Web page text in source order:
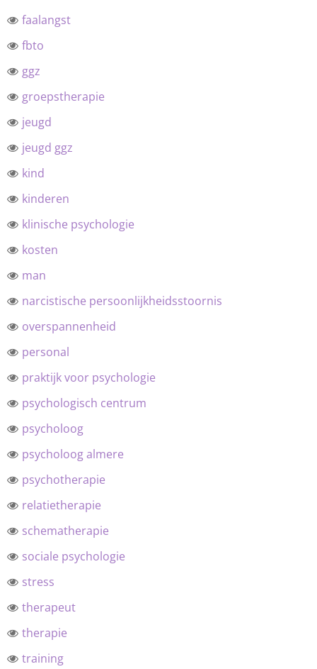
faalangst
fbto
ggz
groepstherapie
jeugd
jeugd ggz
kind
kinderen
klinische psychologie
kosten
man
narcistische persoonlijkheidsstoornis
overspannenheid
personal
praktijk voor psychologie
psychologisch centrum
psycholoog
psycholoog almere
psychotherapie
relatietherapie
schematherapie
sociale psychologie
stress
therapeut
therapie
training